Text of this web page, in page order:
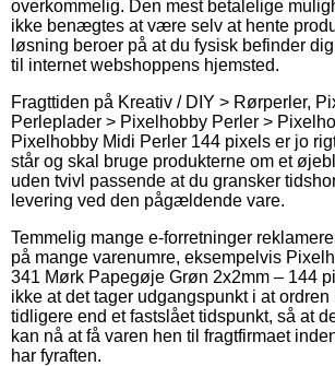
overkommelig. Den mest betalelige
ikke benægtes at være selv at hente
løsning beroer på at du fysisk befinder
til internet webshoppens hjemsted.
Fragttiden på Kreativ / DIY > Rørperler,
Perleplader > Pixelhobby Perler >
Pixelhobby Midi Perler 144 pixels er jo
står og skal bruge produkterne om et
uden tvivl passende at du gransker
levering ved den pågældende vare.
Temmelig mange e-forretninger
på mange varenumre, eksempelvis
341 Mørk Papegøje Grøn 2x2mm – 144
ikke at det tager udgangspunkt i at
tidligere end et fastslået tidspunkt, så at
kan nå at få varen hen til fragtfirmaet
har fyraften.